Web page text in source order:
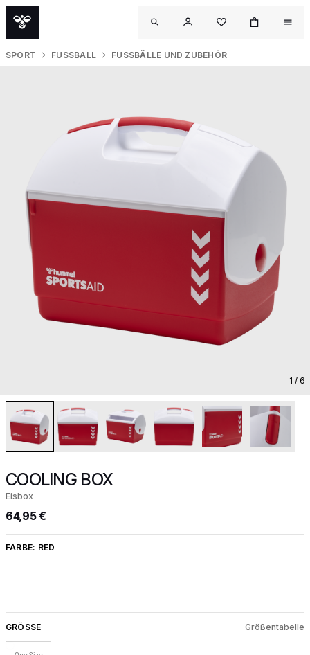
SPORT FUSSBALL FUSSBÄLLE UND ZUBEHÖR
1 / 6
COOLING BOX
Eisbox
64,95 €
FARBE: RED
GRÖSSE Größentabelle